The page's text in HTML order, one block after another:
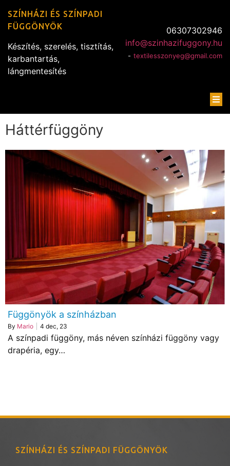
SZÍNHÁZI ÉS SZÍNPADI
FÜGGÖNYÖK
Készítés, szerelés, tisztítás,
karbantartás,
lángmentesítés
06307302946
info@szinhazifuggony.hu
- textilesszonyeg@gmail.com
Háttérfüggöny
Függönyök a színházban
By Mario 4 dec, 23
A színpadi függöny, más néven színházi függöny vagy
drapéria, egy…
SZÍNHÁZI ÉS SZÍNPADI FÜGGÖNYÖK